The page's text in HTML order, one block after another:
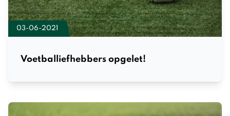
03-06-2021
Voetballiefhebbers opgelet!